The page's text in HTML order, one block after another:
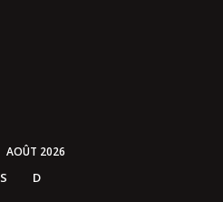
AOÛT 2026
S
D